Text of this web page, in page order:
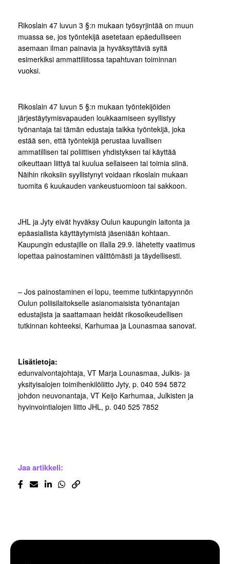
Rikoslain 47 luvun 3 §:n mukaan työsyrjintää on muun
muassa se, jos työntekijä asetetaan epäedulliseen
asemaan ilman painavia ja hyväksyttäviä syitä
esimerkiksi ammattiliitossa tapahtuvan toiminnan
vuoksi.
Rikoslain 47 luvun 5 §:n mukaan työntekijöiden
järjestäytymisvapauden loukkaamiseen syyllistyy
työnantaja tai tämän edustaja taikka työntekijä, joka
estää sen, että työntekijä perustaa luvallisen
ammatillisen tai poliittisen yhdistyksen tai käyttää
oikeuttaan liittyä tai kuulua sellaiseen tai toimia siinä.
Näihin rikoksiin syyllistynyt voidaan rikoslain mukaan
tuomita 6 kuukauden vankeustuomioon tai sakkoon.
JHL ja Jyty eivät hyväksy Oulun kaupungin laitonta ja
epäasiallista käyttäytymistä jäseniään kohtaan.
Kaupungin edustajille on illalla 29.9. lähetetty vaatimus
lopettaa painostaminen välittömästi ja täydellisesti.
– Jos painostaminen ei lopu, teemme tutkintapyynnön
Oulun poliisilaitokselle asianomaisista työnantajan
edustajista ja saattamaan heidät rikosoikeudellisen
tutkinnan kohteeksi, Karhumaa ja Lounasmaa sanovat.
Lisätietoja:
edunvalvontajohtaja, VT Marja Lounasmaa, Julkis- ja
yksityisalojen toimihenkilöliitto Jyty, p. 040 594 5872
johdon neuvonantaja, VT Keijo Karhumaa, Julkisten ja
hyvinvointialojen liitto JHL, p. 040 525 7852
Jaa artikkeli: